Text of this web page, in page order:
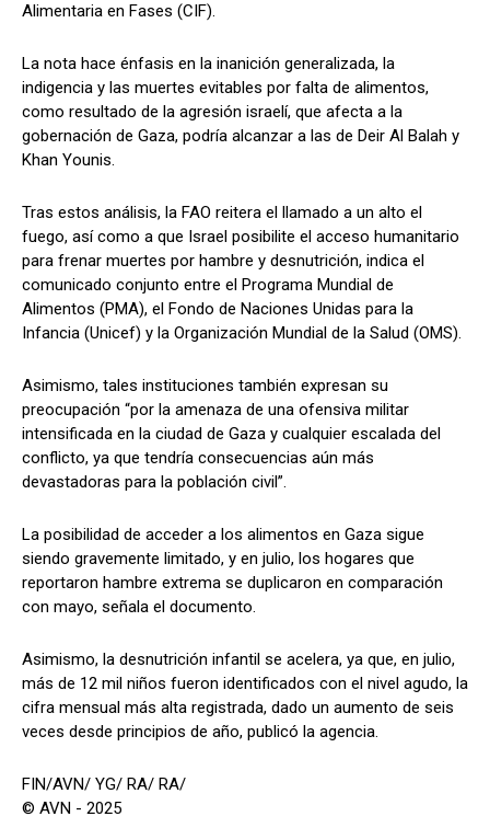
Alimentaria en Fases (CIF).
La nota hace énfasis en la inanición generalizada, la
indigencia y las muertes evitables por falta de alimentos,
como resultado de la agresión israelí, que afecta a la
gobernación de Gaza, podría alcanzar a las de Deir Al Balah y
Khan Younis.
Tras estos análisis, la FAO reitera el llamado a un alto el
fuego, así como a que Israel posibilite el acceso humanitario
para frenar muertes por hambre y desnutrición, indica el
comunicado conjunto entre el Programa Mundial de
Alimentos (PMA), el Fondo de Naciones Unidas para la
Infancia (Unicef) y la Organización Mundial de la Salud (OMS).
Asimismo, tales instituciones también expresan su
preocupación “por la amenaza de una ofensiva militar
intensificada en la ciudad de Gaza y cualquier escalada del
conflicto, ya que tendría consecuencias aún más
devastadoras para la población civil”.
La posibilidad de acceder a los alimentos en Gaza sigue
siendo gravemente limitado, y en julio, los hogares que
reportaron hambre extrema se duplicaron en comparación
con mayo, señala el documento.
Asimismo, la desnutrición infantil se acelera, ya que, en julio,
más de 12 mil niños fueron identificados con el nivel agudo, la
cifra mensual más alta registrada, dado un aumento de seis
veces desde principios de año, publicó la agencia.
FIN/AVN/ YG/ RA/ RA/
© AVN - 2025